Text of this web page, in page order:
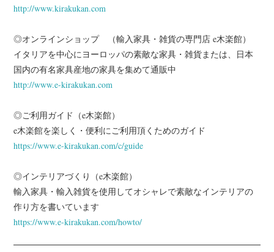
http://www.kirakukan.com
◎オンラインショップ （輸入家具・雑貨の専門店 e木楽館）
イタリアを中心にヨーロッパの素敵な家具・雑貨または、日本
国内の有名家具産地の家具を集めて通販中
http://www.e-kirakukan.com
◎ご利用ガイド（e木楽館）
e木楽館を楽しく・便利にご利用頂くためのガイド
https://www.e-kirakukan.com/c/guide
◎インテリアづくり（e木楽館）
輸入家具・輸入雑貨を使用してオシャレで素敵なインテリアの
作り方を書いています
https://www.e-kirakukan.com/howto/